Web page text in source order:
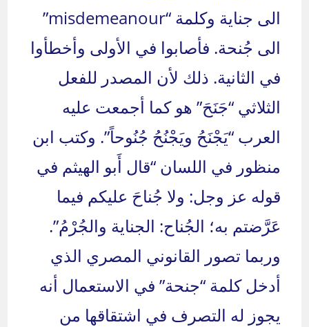
الى جناية وكلمة “misdemeanour”
الى جُنحة. فأصابوا في الأولى وأخطأوا
في الثانية. ذلك لأن المصدر للفعل
الثلاثي “جَنَحَ” هو كما أجمعت عليه
العرب “يَجْنَحُ ويَجْنُحُ جُنُوحاً”. وكتب ابن
منظور في اللسان “قال أَبو الهيثم في
قوله عز وجل: ولا جُناحَ عليكم فيما
عَرَّضتم به؛ الجُناح: الجناية والجُرْمُ”.
وربما تصور القانوني المصري الذي
أدخل كلمة “جنحة” في الاستعمال أنه
يجوز له التصرف في اشتقاقها من